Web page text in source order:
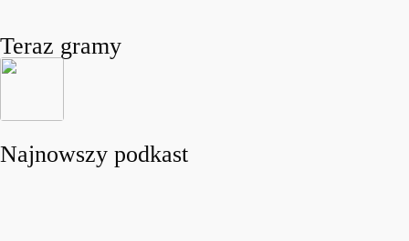
Teraz gramy
Najnowszy podkast